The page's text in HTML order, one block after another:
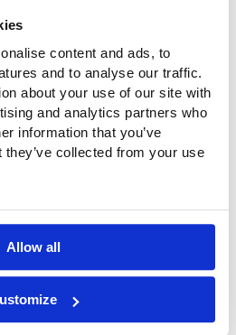
content and ads, to
and to analyse our traffic.
about your use of our site with
and analytics partners who
information that you’ve
collected from your use
Allow alldel mare
sotto l'acqua finché i
verso l'alto, aumentando la